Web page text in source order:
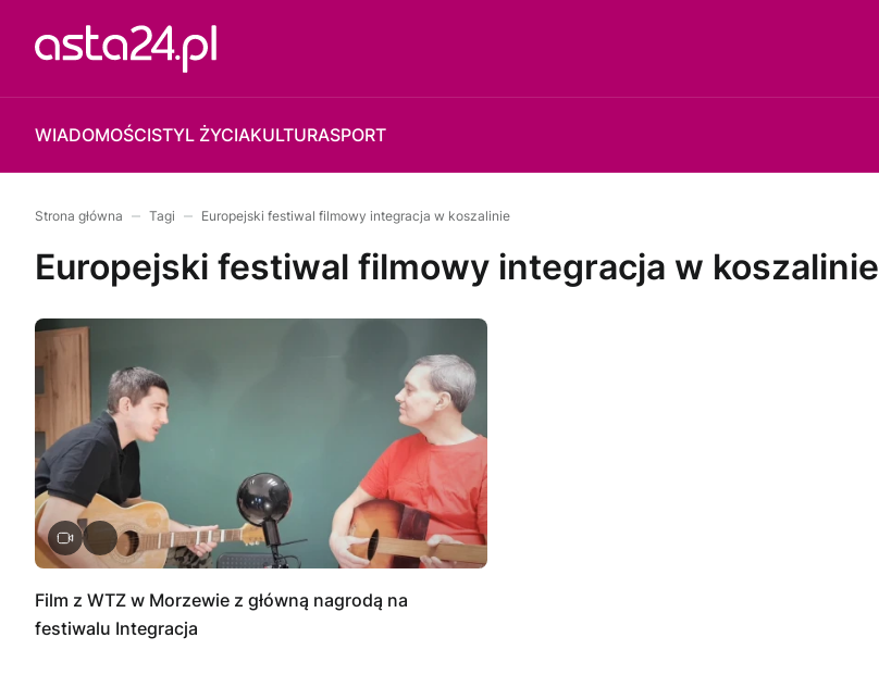
WIADOMOŚCISTYL ŻYCIAKULTURASPORT
Strona główna Tagi Europejski festiwal filmowy integracja w koszalinie
Europejski festiwal filmowy integracja w koszalinie
Film z WTZ w Morzewie z główną nagrodą na
festiwalu Integracja